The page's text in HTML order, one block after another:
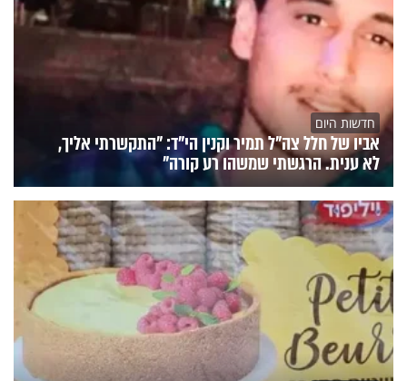
חדשות היום
אביו של חלל צה"ל תמיר וקנין הי"ד: "התקשרתי אליך,
לא ענית. הרגשתי שמשהו רע קורה"